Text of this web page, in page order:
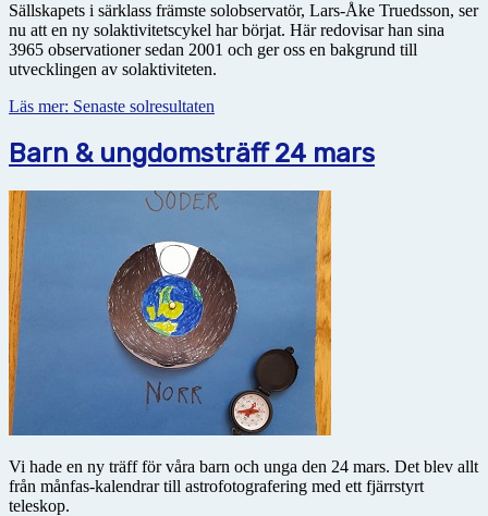
Sällskapets i särklass främste solobservatör, Lars-Åke Truedsson, ser
nu att en ny solaktivitetscykel har börjat. Här redovisar han sina
3965 observationer sedan 2001 och ger oss en bakgrund till
utvecklingen av solaktiviteten.
Läs mer: Senaste solresultaten
Barn & ungdomsträff 24 mars
Vi hade en ny träff för våra barn och unga den 24 mars. Det blev allt
från månfas-kalendrar till astrofotografering med ett fjärrstyrt
teleskop.